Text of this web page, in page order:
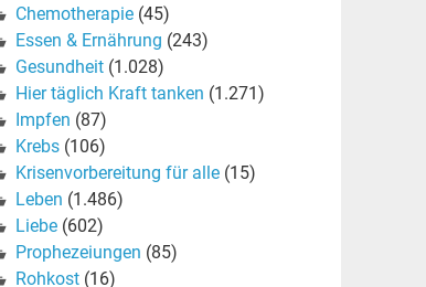
Chemotherapie(45)
Essen & Ernährung (243)
Gesundheit(1.028)
Hier täglich Kraft tanken (1.271)
Impfen (87)
Krebs(106)
Krisenvorbereitung für alle(15)
Leben (1.486)
Liebe(602)
Prophezeiungen (85)
Rohkost(16)